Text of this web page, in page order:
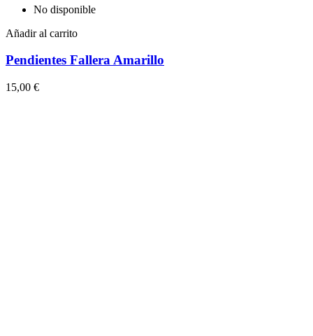
No disponible
Añadir al carrito
Pendientes Fallera Amarillo
15,00 €